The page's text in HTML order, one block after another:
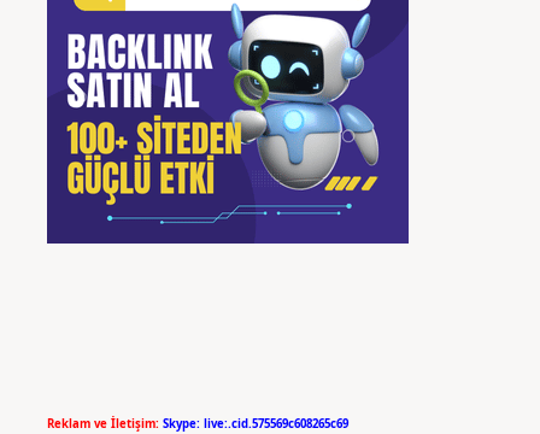
Reklam ve İletişim: Skype: live:.cid.575569c608265c69